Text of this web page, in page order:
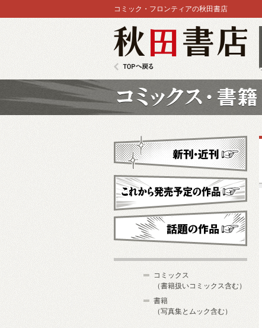
コミック・フロンティアの秋田書店
新刊・近刊
これから発売予定
コミックス
（書籍扱いコミックス含む）
書籍
（写真集とムック含む）